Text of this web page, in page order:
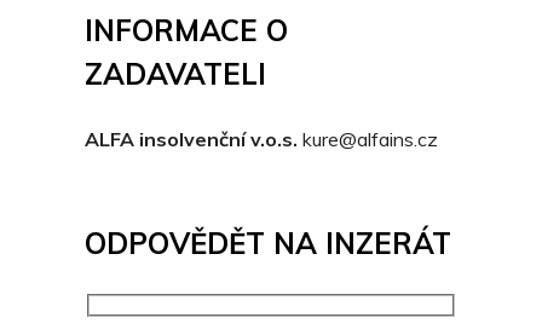
INFORMACE O
ZADAVATELI
ALFA insolvenční v.o.s. kure@alfains.cz
ODPOVĚDĚT NA INZERÁT